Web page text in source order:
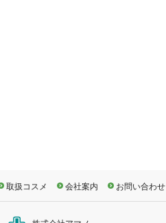
取扱コスメ 会社案内 お問い合わせ